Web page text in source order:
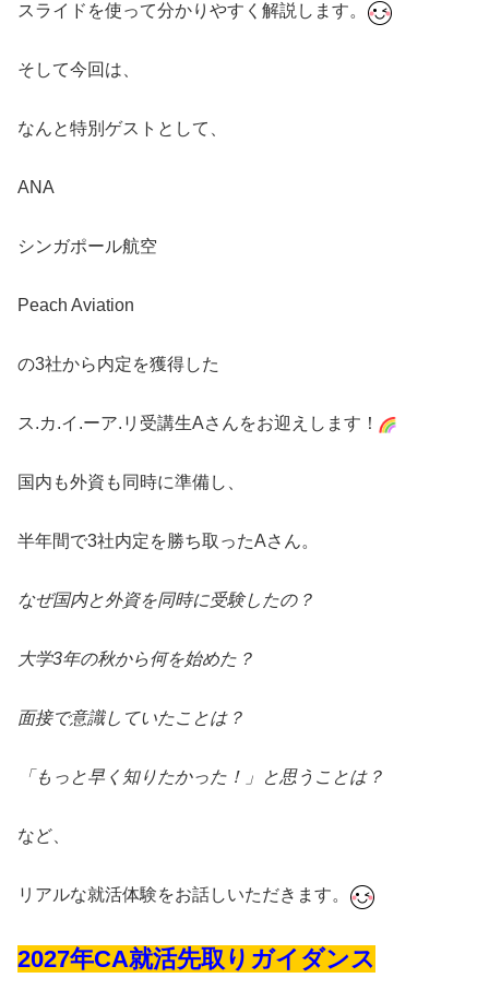
スライドを使って分かりやすく解説します。
そして今回は、
なんと特別ゲストとして、
ANA
シンガポール航空
Peach Aviation
の3社から内定を獲得した
ス.カ.イ.ーア.リ受講生Aさんをお迎えします！
国内も外資も同時に準備し、
半年間で3社内定を勝ち取ったAさん。
なぜ国内と外資を同時に受験したの？
大学3年の秋から何を始めた？
面接で意識していたことは？
「もっと早く知りたかった！」と思うことは？
など、
リアルな就活体験をお話しいただきます。
2027年CA就活先取りガイダンス